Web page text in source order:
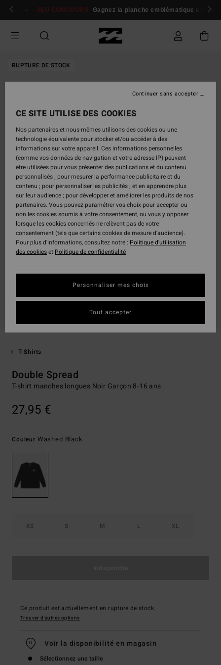
Passer
Se connecter / s'inscrire
JEU CONCOURS Gagnez la planche emblématique d'Andy
RUPTURE DE STOCK
T-Shirts
Double Spread
T-shirt manches longues Noir Garçon 8-16 ans
27,95 €
Couleur Washed Black
XS S M L XL
Ce produit est actuellement en rupture de stock.
Trouver d'autres options
Voir la disponibilité en magasin
Sélectionnez une taille
CE SITE UTILISE DES COOKIES
Nos partenaires et nous-mêmes utilisons des cookies ou une
technologie équivalente pour stocker et/ou accéder à des
informations sur votre appareil. Ces informations personnelles
(comme vos données de navigation et votre adresse IP) peuvent
être utilisées pour vous présenter des publications et du contenu
personnalisés ; pour mesurer la performance publicitaire et du
contenu ; pour personnaliser les publicités ; et en apprendre plus
sur leur audience ; pour développer et améliorer les produits de nos
partenaires. Vous pouvez paramétrer vos choix pour accepter ou
non les cookies soumis à votre consentement, ou vous y opposer
lorsque les cookies concernés ne relèvent pas de votre
consentement (tels que certains cookies de mesure d’audience).
Pour plus d'informations, consultez notre : Politique d'utilisation
des cookieset Politique de confidentialité
Personnaliser mes choix
Continuer sans accepter
Tout accepter